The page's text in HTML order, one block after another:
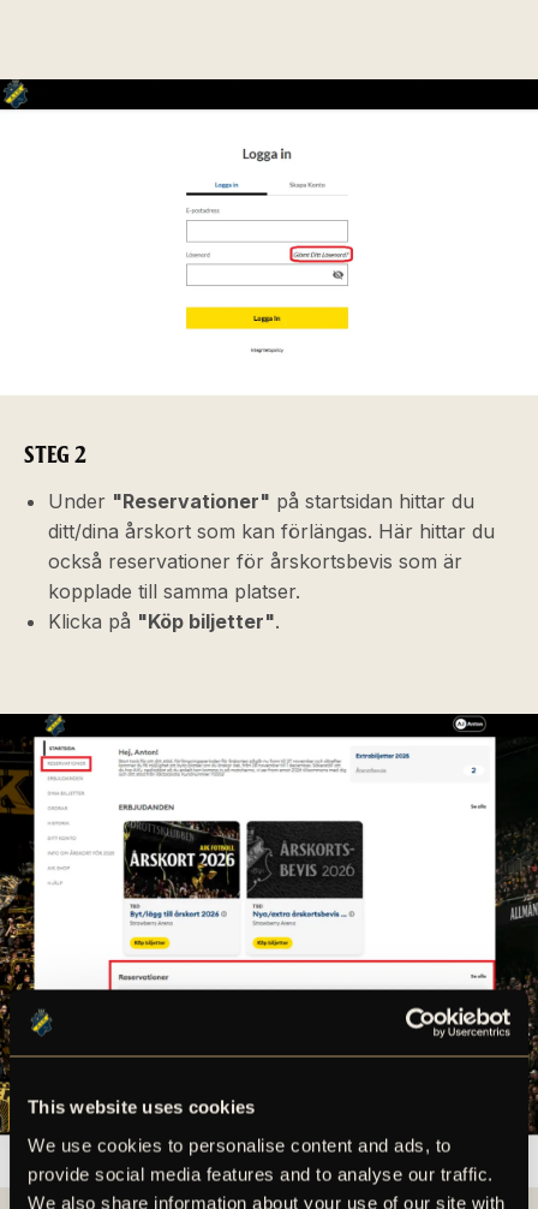
This website uses cookies
We use cookies to personalise content and ads, to
provide social media features and to analyse our traffic.
We also share information about your use of our site with
STEG 2
Under "Reservationer" på startsidan hittar du
ditt/dina årskort som kan förlängas. Här hittar du
också reservationer för årskortsbevis som är
kopplade till samma platser.
Klicka på "Köp biljetter".